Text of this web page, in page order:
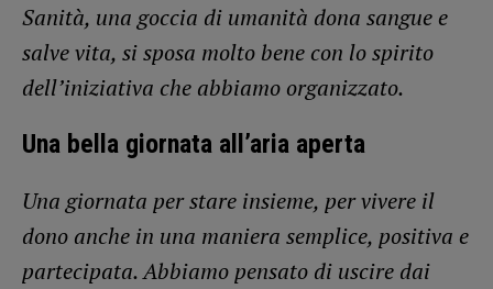
Sanità, una goccia di umanità dona sangue e
salve vita, si sposa molto bene con lo spirito
dell’iniziativa che abbiamo organizzato.
Una bella giornata all’aria aperta
Una giornata per stare insieme, per vivere il
dono anche in una maniera semplice, positiva e
partecipata. Abbiamo pensato di uscire dai